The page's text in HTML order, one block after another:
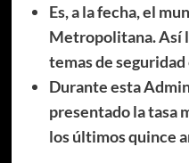
Es, a la fecha, el
Metropolitana. Así
temas de
Durante esta
presentado la tasa
los últimos quince